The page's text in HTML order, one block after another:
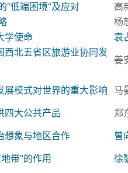
低端困境”及应对
高
杨
学使命
袁
西北五省区旅游业协同发
姜
展模式对世界的重大影响
马
四大公共产品
郑
想象与地区合作
曾
带”的作用
徐